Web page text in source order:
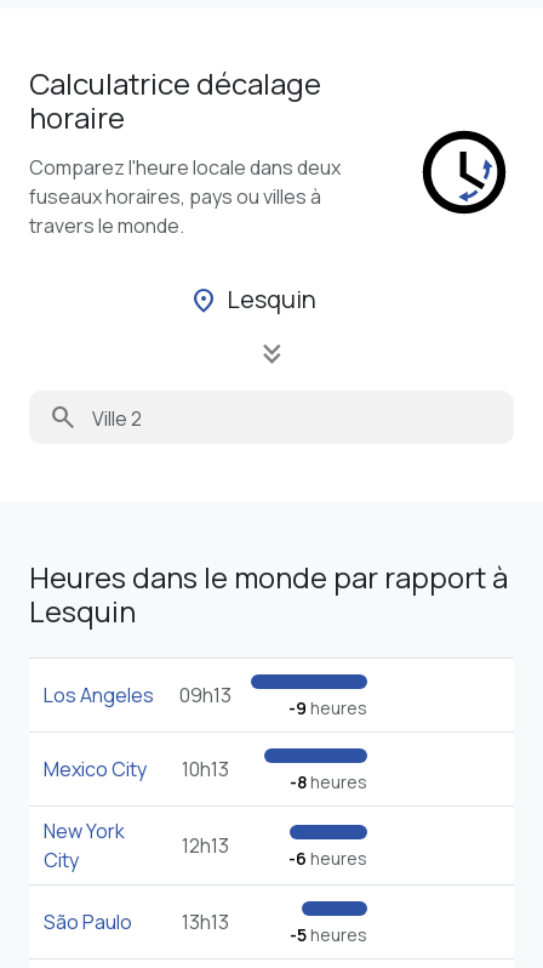
Calculatrice décalage
horaire
Comparez l'heure locale dans deux
fuseaux horaires, pays ou villes à
travers le monde.
location_on Lesquin
keyboard_double_arrow_down
search
Heures dans le monde par rapport à
Lesquin
Los Angeles 09h13 -9 heures
Mexico City 10h13 -8heures
New York
City
12h13 -6 heures
São Paulo 13h13 -5heures